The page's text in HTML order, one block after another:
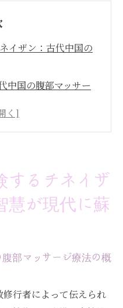
イザン：古代中国の
中国の腹部マッサー
イザンの重要性とそ
ランスを整える仕組
で体感：内臓マッサ
するチネイザ
慧が現代に蘇
部マッサージ療法の概
行者によって伝えられ